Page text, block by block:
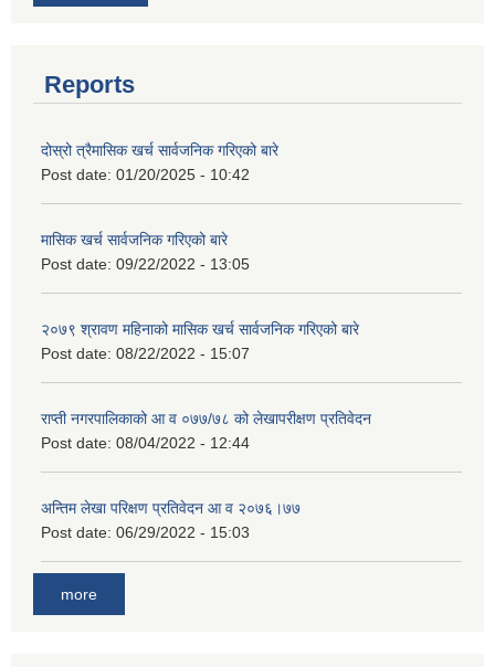
Reports
दोस्रो त्रैमासिक खर्च सार्वजनिक गरिएको बारे
Post date: 01/20/2025 - 10:42
मासिक खर्च सार्वजनिक गरिएको बारे
Post date: 09/22/2022 - 13:05
२०७९ श्रावण महिनाको मासिक खर्च सार्वजनिक गरिएको बारे
Post date: 08/22/2022 - 15:07
राप्ती नगरपालिकाको आ व ०७७/७८ को लेखापरीक्षण प्रतिवेदन
Post date: 08/04/2022 - 12:44
अन्तिम लेखा परिक्षण प्रतिवेदन आ व २०७६।७७
Post date: 06/29/2022 - 15:03
more